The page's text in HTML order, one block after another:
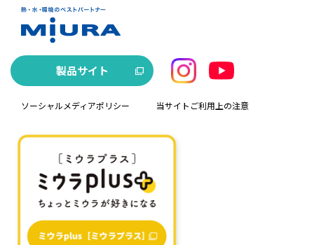
製品サイト
ソーシャルメディアポリシー 当サイトご利用上の注意